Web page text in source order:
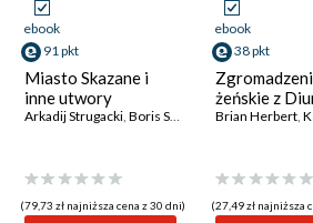
ebook
91 pkt
Miasto Skazane i
inne utwory
Arkadij Strugacki,Boris Strugacki
(79,73 zł najniższa cena z 30 dni)
ebook
38 pkt
żeńskie z
Brian Herbert,
(27,49 zł najniższa